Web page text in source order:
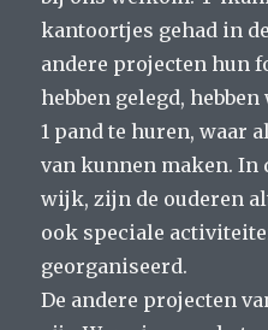
kantoortjes gehad in
andere projecten hun
hebben gelegd,
1 pand te huren, waar
van kunnen maken. In
wijk, zijn de ouderen
ook speciale
georganiseerd.
De andere projecten